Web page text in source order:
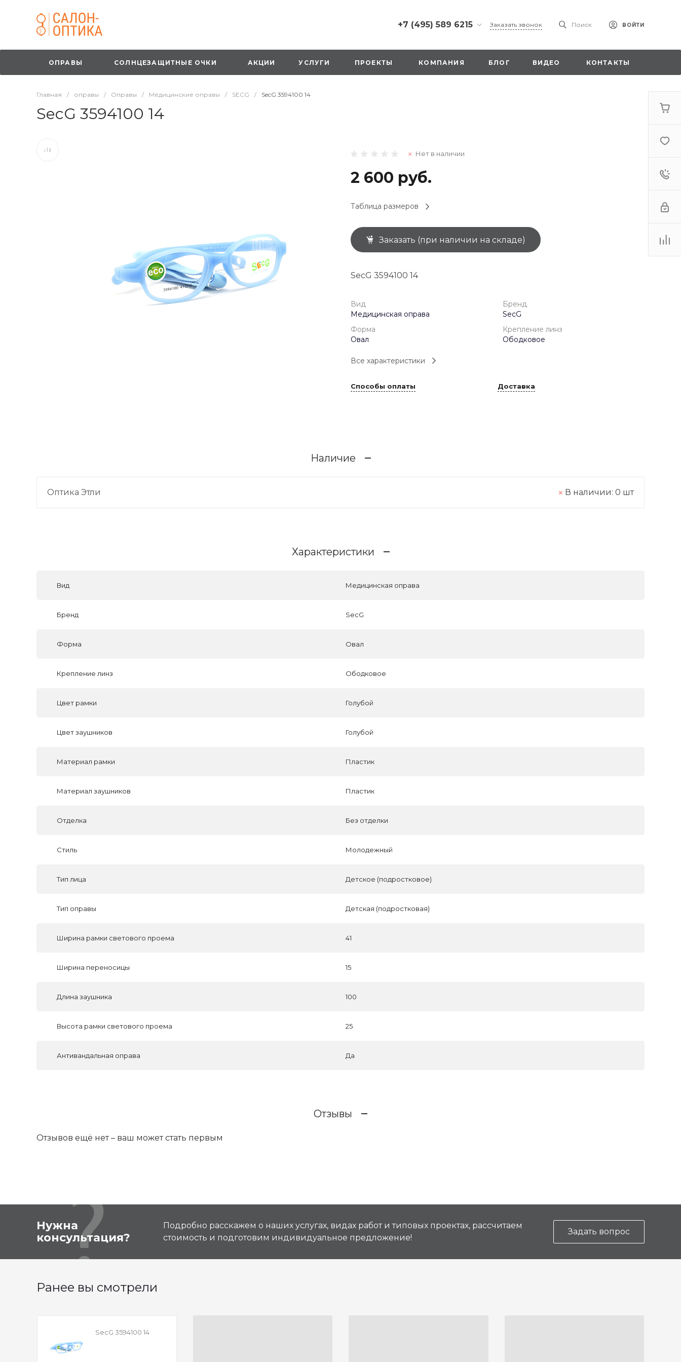
+7 (495) 589 6215
+7 (495) 589 6215
г. Москва, Русаковская
ул., д.1, вход с улицы со
стороны ТТК
г. Москва,
оранжевая вывеска
напротив «Перекрестка»
на 1 этаже
1 мая: 10:00-19:00
+7 (926) 092 4274
г. Королёв, пр-т
(0-9)
1 мая: 10:00-19:00
9 мая: 10:00-19:00
Заказать звонок Поиск ВОЙТИ
ОПРАВЫ СОЛНЦЕЗАЩИТНЫЕ ОЧКИ АКЦИИ УСЛУГИ ПРОЕКТЫ КОМПАНИЯ БЛОГ ВИДЕО КОНТАКТЫ
Главная / оправы / Оправы / Медицинские оправы / SECG / SecG 3594100 14
SecG 3594100 14
Нет в наличии
2 600 руб.
Таблица размеров
Заказать (при наличии на складе)
SecG 3594100 14
Вид
Медицинская оправа
Бренд
SecG
Форма
Овал
Крепление линз
Ободковое
Все характеристики
Способы оплаты Доставка
Наличие
Оптика Этли В наличии: 0 шт
Характеристики
Вид Медицинская оправа
Бренд SecG
Форма Овал
Крепление линз Ободковое
Цвет рамки Голубой
Цвет заушников Голубой
Материал рамки Пластик
Материал заушников Пластик
Отделка Без отделки
Стиль Молодежный
Тип лица Детское (подростковое)
Тип оправы Детская (подростковая)
Ширина рамки светового проема 41
Ширина переносицы 15
Длина заушника 100
Высота рамки светового проема 25
Антивандальная оправа Да
Отзывы
Отзывов ещё нет – ваш может стать первым
Нужна
консультация?
Подробно расскажем о наших услугах, видах работ и типовых проектах, рассчитаем
стоимость и подготовим индивидуальное предложение!
Задать вопрос
Ранее вы смотрели
SecG 3594100 14